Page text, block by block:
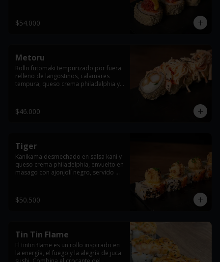
$54.000
Metoru
Rollo futomaki tempurizado por fuera
relleno de langostinos, calamares
tempura, queso crema philadelphia y
negro.
$46.000
Tiger
Kanikama desmechado en salsa kani y
queso crema philadelphia, envuelto en
masago con ajonjolí negro, servido
$50.500
Tin Tin Flame
El tintin flame es un rollo inspirado en
la energía, el fuego y la alegría de juca